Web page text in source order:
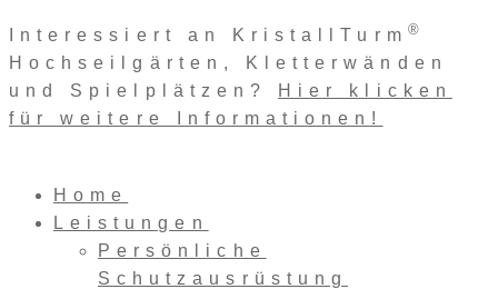
Zum
Inhalt
springen
Interessiert an KristallTurm ®
Hochseilgärten, Kletterwänden
und Spielplätzen?
Hier klicken
für weitere Informationen!
Home
Leistungen
Persönliche
Schutzausrüstung